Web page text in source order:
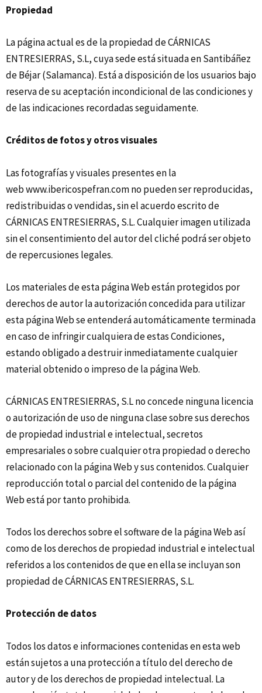
Propiedad
La página actual es de la propiedad de CÁRNICAS
ENTRESIERRAS, S.L, cuya sede está situada en Santibáñez
de Béjar (Salamanca). Está a disposición de los usuarios bajo
reserva de su aceptación incondicional de las condiciones y
de las indicaciones recordadas seguidamente.
Créditos de fotos y otros visuales
Las fotografías y visuales presentes en la
webwww.ibericospefran.comno pueden ser reproducidas,
redistribuidas o vendidas, sin el acuerdo escrito de
CÁRNICAS ENTRESIERRAS, S.L. Cualquier imagen utilizada
sin el consentimiento del autor del cliché podrá ser objeto
de repercusiones legales.
Los materiales de esta página Web están protegidos por
derechos de autor la autorización concedida para utilizar
esta página Web se entenderá automáticamente terminada
en caso de infringir cualquiera de estas Condiciones,
estando obligado a destruir inmediatamente cualquier
material obtenido o impreso de la página Web.
CÁRNICAS ENTRESIERRAS, S.L no concede ninguna licencia
o autorización de uso de ninguna clase sobre sus derechos
de propiedad industrial e intelectual, secretos
empresariales o sobre cualquier otra propiedad o derecho
relacionado con la página Web y sus contenidos. Cualquier
reproducción total o parcial del contenido de la página
Web está por tanto prohibida.
Todos los derechos sobre el software de la página Web así
como de los derechos de propiedad industrial e intelectual
referidos a los contenidos de que en ella se incluyan son
propiedad de CÁRNICAS ENTRESIERRAS, S.L.
Protección de datos
Todos los datos e informaciones contenidas en esta web
están sujetos a una protección a título del derecho de
autor y de los derechos de propiedad intelectual. La